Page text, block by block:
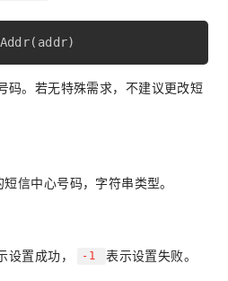
( addr)
码。若无特殊需求，不建议更改短
信中心号码，字符串类型。
设置成功， -1 表示设置失败。